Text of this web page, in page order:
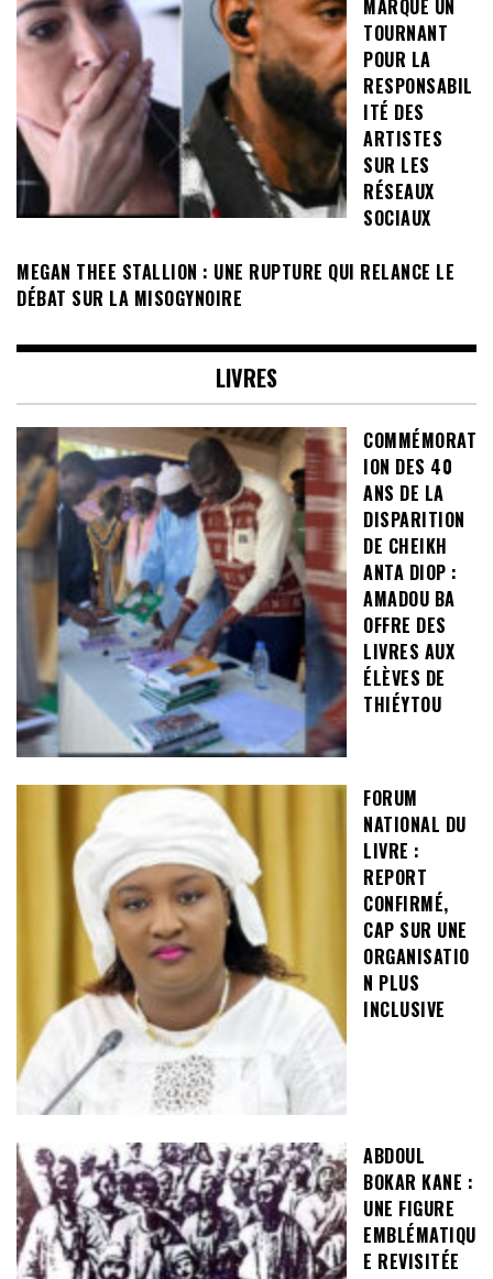
MARQUE UN
TOURNANT
POUR LA
RESPONSABIL
ITÉ DES
ARTISTES
SUR LES
RÉSEAUX
SOCIAUX
MEGAN THEE STALLION : UNE RUPTURE QUI RELANCE LE
DÉBAT SUR LA MISOGYNOIRE
LIVRES
COMMÉMORAT
ION DES 40
ANS DE LA
DISPARITION
DE CHEIKH
ANTA DIOP :
AMADOU BA
OFFRE DES
LIVRES AUX
ÉLÈVES DE
THIÉYTOU
FORUM
NATIONAL DU
LIVRE :
REPORT
CONFIRMÉ,
CAP SUR UNE
ORGANISATIO
N PLUS
INCLUSIVE
ABDOUL
BOKAR KANE :
UNE FIGURE
EMBLÉMATIQU
E REVISITÉE